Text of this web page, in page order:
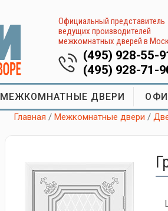
Официальный представитель
ведущих производителей
межкомнатных дверей в
(495) 928-55-
(495) 928-71-
МЕЖКОМНАТНЫЕ ДВЕРИ
Главная /Межкомнатные двери /